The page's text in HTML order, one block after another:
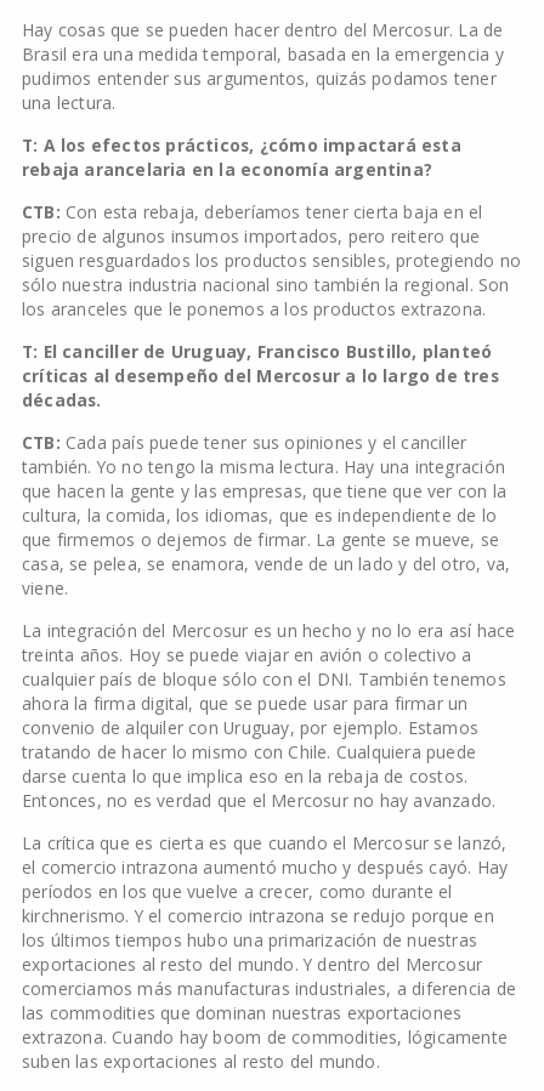
Hay cosas que se pueden hacer dentro del Mercosur. La de
Brasil era una medida temporal, basada en la emergencia y
pudimos entender sus argumentos, quizás podamos tener
una lectura.
T: A los efectos prácticos, ¿cómo impactará esta
rebaja arancelaria en la economía argentina?
CTB: Con esta rebaja, deberíamos tener cierta baja en el
precio de algunos insumos importados, pero reitero que
siguen resguardados los productos sensibles, protegiendo no
sólo nuestra industria nacional sino también la regional. Son
los aranceles que le ponemos a los productos extrazona.
T: El canciller de Uruguay, Francisco Bustillo, planteó
críticas al desempeño del Mercosur a lo largo de tres
décadas.
CTB: Cada país puede tener sus opiniones y el canciller
también. Yo no tengo la misma lectura. Hay una integración
que hacen la gente y las empresas, que tiene que ver con la
cultura, la comida, los idiomas, que es independiente de lo
que firmemos o dejemos de firmar. La gente se mueve, se
casa, se pelea, se enamora, vende de un lado y del otro, va,
viene.
La integración del Mercosur es un hecho y no lo era así hace
treinta años. Hoy se puede viajar en avión o colectivo a
cualquier país de bloque sólo con el DNI. También tenemos
ahora la firma digital, que se puede usar para firmar un
convenio de alquiler con Uruguay, por ejemplo. Estamos
tratando de hacer lo mismo con Chile. Cualquiera puede
darse cuenta lo que implica eso en la rebaja de costos.
Entonces, no es verdad que el Mercosur no hay avanzado.
La crítica que es cierta es que cuando el Mercosur se lanzó,
el comercio intrazona aumentó mucho y después cayó. Hay
períodos en los que vuelve a crecer, como durante el
kirchnerismo. Y el comercio intrazona se redujo porque en
los últimos tiempos hubo una primarización de nuestras
exportaciones al resto del mundo. Y dentro del Mercosur
comerciamos más manufacturas industriales, a diferencia de
las commodities que dominan nuestras exportaciones
extrazona. Cuando hay boom de commodities, lógicamente
suben las exportaciones al resto del mundo.